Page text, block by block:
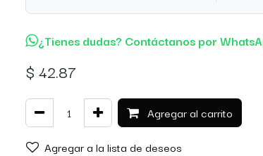
¿Tienes dudas? Contáctanos por
$ 42.87
Agregar al carrito
Agregar a la lista de deseos